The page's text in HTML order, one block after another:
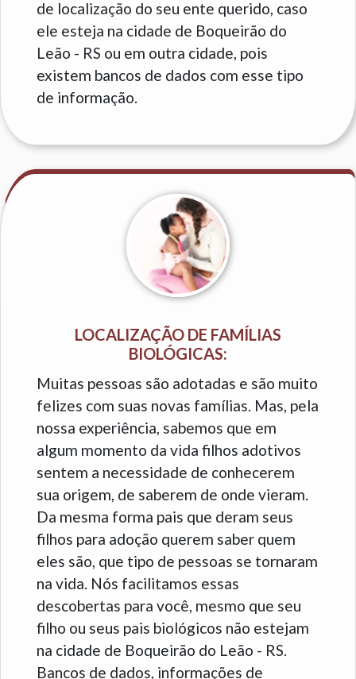
de localização do seu ente querido, caso
ele esteja na cidade de Boqueirão do
Leão - RS ou em outra cidade, pois
existem bancos de dados com esse tipo
de informação.
LOCALIZAÇÃO DE FAMÍLIAS
BIOLÓGICAS:
Muitas pessoas são adotadas e são muito
felizes com suas novas famílias. Mas, pela
nossa experiência, sabemos que em
algum momento da vida filhos adotivos
sentem a necessidade de conhecerem
sua origem, de saberem de onde vieram.
Da mesma forma pais que deram seus
filhos para adoção querem saber quem
eles são, que tipo de pessoas se tornaram
na vida. Nós facilitamos essas
descobertas para você, mesmo que seu
filho ou seus pais biológicos não estejam
na cidade de Boqueirão do Leão - RS.
Bancos de dados, informações de